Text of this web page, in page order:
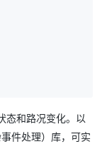
态和路况变化。以
件处理）库，可实